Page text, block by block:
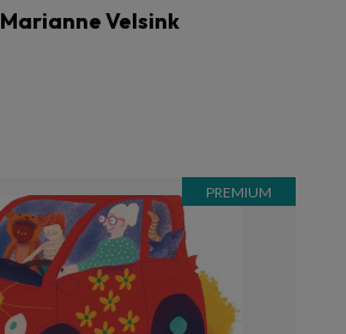
Marianne Velsink